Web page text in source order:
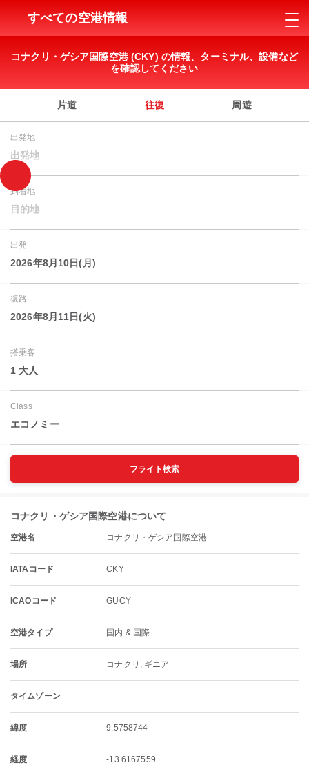
すべての空港情報
コナクリ・ゲシア国際空港 (CKY) の情報、ターミナル、設備など
を確認してください
片道 往復 周遊
出発地
出発地
到着地
目的地
出発
2026年8月10日(月)
復路
2026年8月11日(火)
搭乗客
1 大人
Class
エコノミー
フライト検索
コナクリ・ゲシア国際空港について
空港名 コナクリ・ゲシア国際空港
IATAコード CKY
ICAOコード GUCY
空港タイプ 国内 & 国際
場所 コナクリ, ギニア
タイムゾーン
緯度 9.5758744
経度 -13.6167559